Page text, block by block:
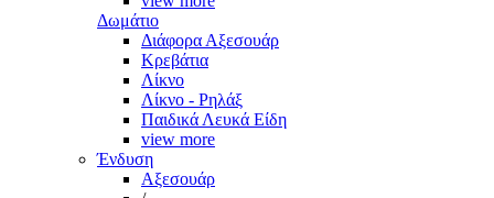
Δωμάτιο
Διάφορα Αξεσουάρ
Κρεβάτια
Λίκνο
Λίκνο - Ρηλάξ
Παιδικά Λευκά Είδη
view more
Ένδυση
Αξεσουάρ